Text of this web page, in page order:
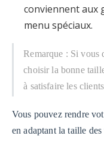
conviennent aux
menu spéciaux.
Remarque : Si vous
choisir la bonne
à satisfaire les
Vous pouvez rendre
en adaptant la taille